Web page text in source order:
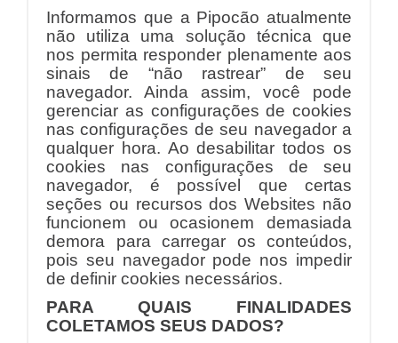
Informamos que a Pipocão atualmente
não utiliza uma solução técnica que
nos permita responder plenamente aos
sinais de “não rastrear” de seu
navegador. Ainda assim, você pode
gerenciar as configurações de cookies
nas configurações de seu navegador a
qualquer hora. Ao desabilitar todos os
cookies nas configurações de seu
navegador, é possível que certas
seções ou recursos dos Websites não
funcionem ou ocasionem demasiada
demora para carregar os conteúdos,
pois seu navegador pode nos impedir
de definir cookies necessários.
PARA QUAIS FINALIDADES
COLETAMOS SEUS DADOS?